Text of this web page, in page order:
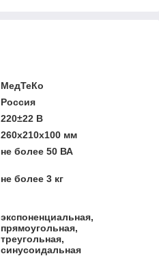
МедТеКо
Россия
220±22 В
260х210х100 мм
не более 50 ВА
не более 3 кг
экспоненциальная,
прямоугольная,
треугольная,
синусоидальная